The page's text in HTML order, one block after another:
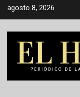
Saltar
agosto 8, 2026